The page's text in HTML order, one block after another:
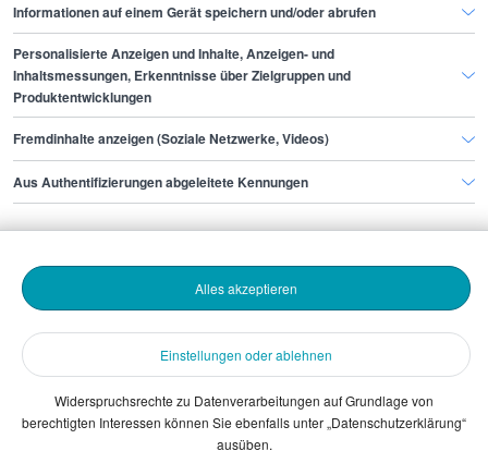
Finde den Job,
der zu dir passt.
Bewerbende
The Stepstone Group GmbH © 2026
Informationen auf einem Gerät speichern und/oder abrufen
Personalisierte Anzeigen und Inhalte, Anzeigen- und
Inhaltsmessungen, Erkenntnisse über Zielgruppen und
Produktentwicklungen
Fremdinhalte anzeigen (Soziale Netzwerke, Videos)
Aus Authentifizierungen abgeleitete Kennungen
Einstellungen oder ablehnen
Alles akzeptieren
Widerspruchsrechte zu Datenverarbeitungen auf Grundlage von
berechtigten Interessen können Sie ebenfalls unter „Datenschutzerklärung“
ausüben.